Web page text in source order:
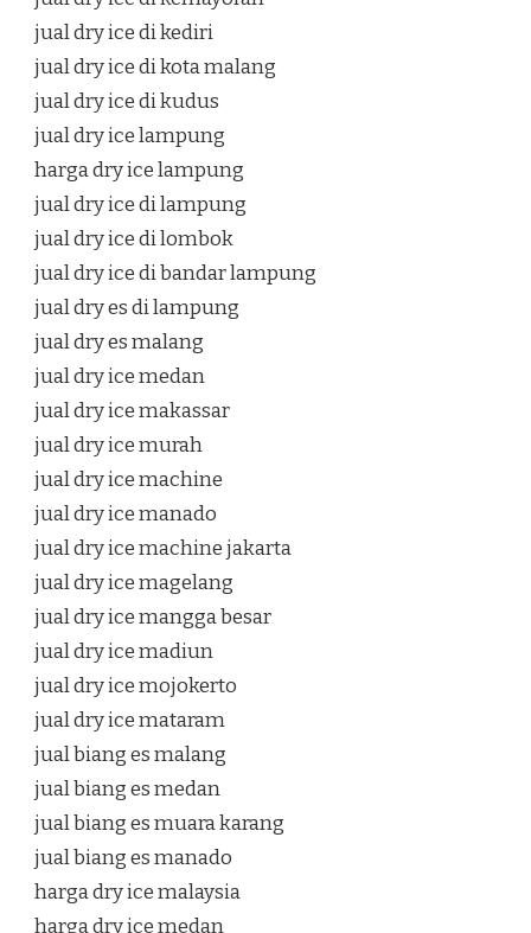
jual dry ice di kediri
jual dry ice di kota malang
jual dry ice di kudus
jual dry ice lampung
harga dry ice lampung
jual dry ice di lampung
jual dry ice di lombok
jual dry ice di bandar lampung
jual dry es di lampung
jual dry es malang
jual dry ice medan
jual dry ice makassar
jual dry ice murah
jual dry ice machine
jual dry ice manado
jual dry ice machine jakarta
jual dry ice magelang
jual dry ice mangga besar
jual dry ice madiun
jual dry ice mojokerto
jual dry ice mataram
jual biang es malang
jual biang es medan
jual biang es muara karang
jual biang es manado
harga dry ice malaysia
harga dry ice medan